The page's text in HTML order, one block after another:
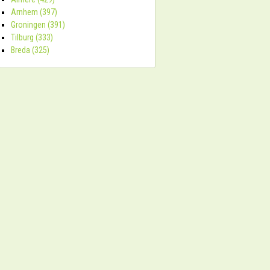
Arnhem (397)
Groningen (391)
Tilburg (333)
Breda (325)